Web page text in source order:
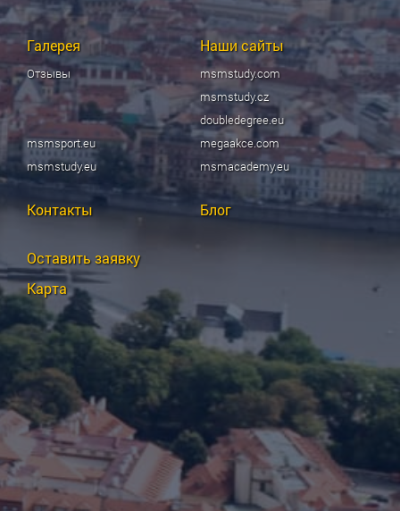
Галерея
Отзывы
Наши сайты
msmstudy.com
msmstudy.cz
doubledegree.eu
msmsport.eu
msmstudy.eu
megaakce.com
msmacademy.eu
Контакты Блог
Оставить заявку
Карта